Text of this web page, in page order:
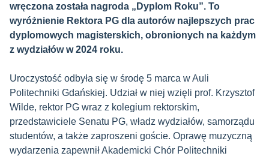
wręczona została nagroda „Dyplom Roku”. To
wyróżnienie Rektora PG dla autorów najlepszych prac
dyplomowych magisterskich, obronionych na każdym
z wydziałów w 2024 roku.
Uroczystość odbyła się w środę 5 marca w Auli
Politechniki Gdańskiej. Udział w niej wzięli prof. Krzysztof
Wilde, rektor PG wraz z kolegium rektorskim,
przedstawiciele Senatu PG, władz wydziałów, samorządu
studentów, a także zaproszeni goście. Oprawę muzyczną
wydarzenia zapewnił Akademicki Chór Politechniki